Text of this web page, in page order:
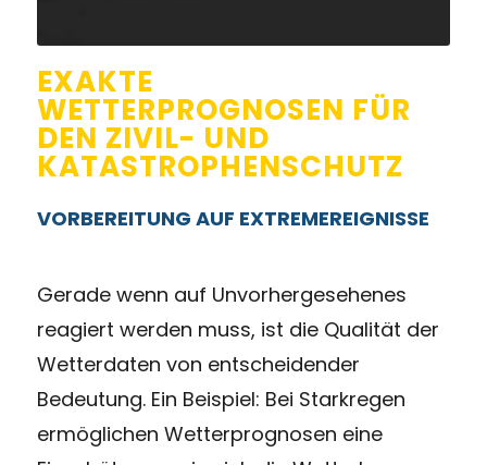
EXAKTE
WETTERPROGNOSEN FÜR
DEN ZIVIL- UND
KATASTROPHENSCHUTZ
VORBEREITUNG AUF EXTREMEREIGNISSE
Gerade wenn auf Unvorhergesehenes
reagiert werden muss, ist die Qualität der
Wetterdaten von entscheidender
Bedeutung. Ein Beispiel: Bei Starkregen
ermöglichen Wetterprognosen eine